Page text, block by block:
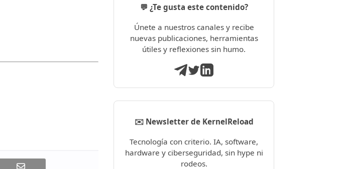
💬 ¿Te gusta este contenido?
Únete a nuestros canales y recibe
nuevas publicaciones, herramientas
útiles y reflexiones sin humo.
✉️ Newsletter de KernelReload
Tecnología con criterio. IA, software,
hardware y ciberseguridad, sin hype ni
rodeos.